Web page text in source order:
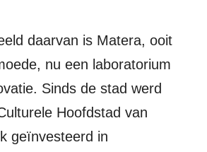
daarvan is Matera, ooit
nu een laboratorium
Sinds de stad werd
Hoofdstad van
geïnvesteerd in